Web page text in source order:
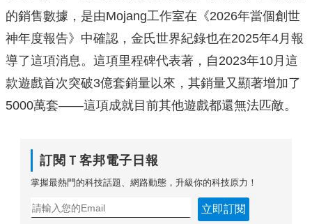
的銷售數據，是由Mojang工作室在《2026年當個創世
神年度報告》中確認，金氏世界紀錄也在2025年4月報
導了這項消息。這項里程碑代表著，自2023年10月這
款遊戲首次突破3億套銷量以來，其銷量又顯著增加了
5000萬套——這項成就目前其他遊戲都還無法匹敵。
訂閱Ｔ客邦電子日報
掌握最熱門的科技話題、網路動態，升級你的科技原力！
立即訂閱